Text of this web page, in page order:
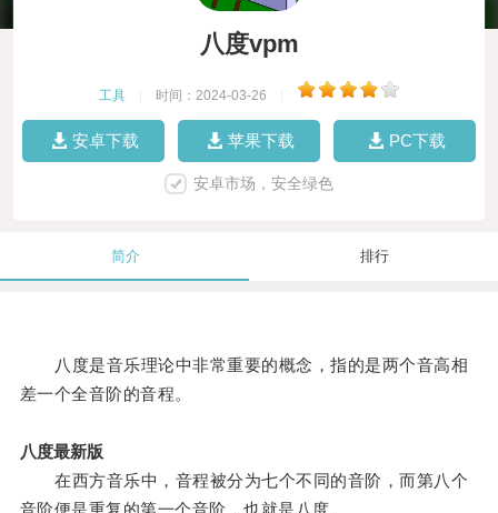
八度vpm
工具 时间：2024-03-26
安卓下载 苹果下载 PC下载
安卓市场，安全绿色
简介 排行
八度是音乐理论中非常重要的概念，指的是两个音高相
差一个全音阶的音程。
八度最新版
在西方音乐中，音程被分为七个不同的音阶，而第八个